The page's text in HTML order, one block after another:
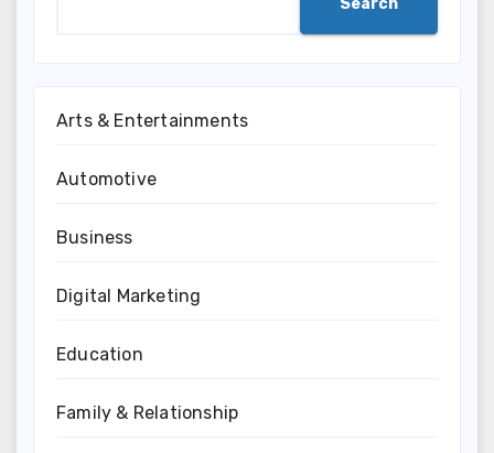
Arts & Entertainments
Automotive
Business
Digital Marketing
Education
Family & Relationship